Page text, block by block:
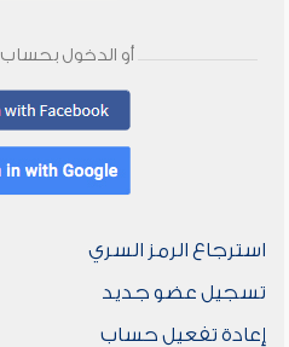
أو الدخول بحساب
استرجاع الرمز السري
تسجيل عضو جديد
إعادة تفعيل حساب